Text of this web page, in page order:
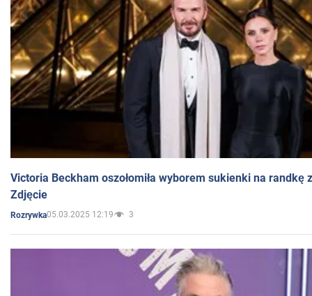
Victoria Beckham oszołomiła wyborem sukienki na randkę
Zdjęcie
Rozrywka05.03.2025 12:19 3